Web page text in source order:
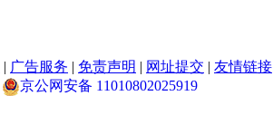
| 广告服务 | 免责声明 | 网址提交 | 友情链接
京公网安备 11010802025919